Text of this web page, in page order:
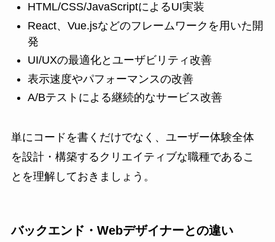
HTML/CSS/JavaScriptによるUI実装
React、Vue.jsなどのフレームワークを用いた開
発
UI/UXの最適化とユーザビリティ改善
表示速度やパフォーマンスの改善
A/Bテストによる継続的なサービス改善
単にコードを書くだけでなく、ユーザー体験全体
を設計・構築するクリエイティブな職種であるこ
とを理解しておきましょう。
バックエンド・Webデザイナーとの違い